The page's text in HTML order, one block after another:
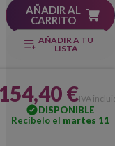
AÑADIR AL
CARRITO
AÑADIR A TU
LISTA
154,40 €IVA
DISPONIBLE
Recíbelo el martes 11